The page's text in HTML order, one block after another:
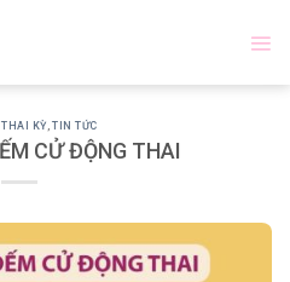
THAI KỲ,TIN TỨC
CỬ ĐỘNG THAI